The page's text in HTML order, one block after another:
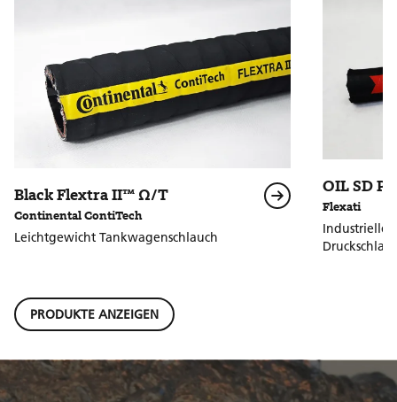
Black Flextra II™ Ω/T
Continental ContiTech
Leichtgewicht Tankwagenschlauch
OIL SD
Flexati
Industrieller
PRODUKTE ANZEIGEN